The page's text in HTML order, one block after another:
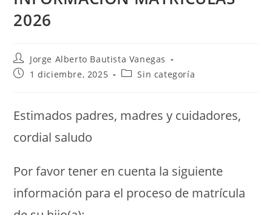
2026
Jorge Alberto Bautista Vanegas
1 diciembre, 2025
Sin categoría
Estimados padres, madres y cuidadores,
cordial saludo
Por favor tener en cuenta la siguiente
información para el proceso de matrícula